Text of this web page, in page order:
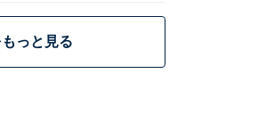
っと見る